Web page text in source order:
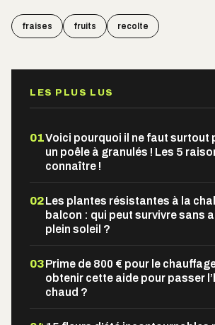
fraises fruits recolte
LES PLUS LUS
01Voici pourquoi il ne faut surtout
un poêle à granulés ! Les 5
connaître !
02Les plantes résistantes à la
balcon : qui peut survivre sans
plein soleil ?
03Prime de 800 € pour le
obtenir cette aide pour passer
chaud ?